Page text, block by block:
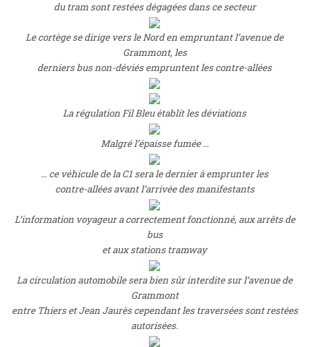
du tram sont restées dégagées dans ce secteur
Le cortège se dirige vers le Nord en empruntant l’avenue de
Grammont, les
derniers bus non-déviés empruntent les contre-allées
La régulation Fil Bleu établit les déviations
Malgré l’épaisse fumée …
… ce véhicule de la C1 sera le dernier à emprunter les
contre-allées avant l’arrivée des manifestants
L’information voyageur a correctement fonctionné, aux arrêts de
bus
et aux stations tramway
La circulation automobile sera bien sûr interdite sur l’avenue de
Grammont
entre Thiers et Jean Jaurès cependant les traversées sont restées
autorisées.